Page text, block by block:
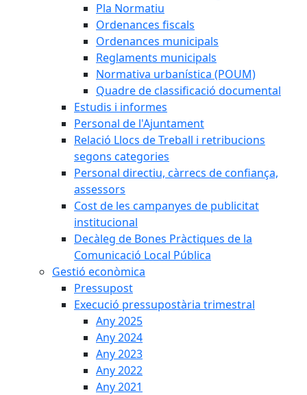
Pla Normatiu
Ordenances fiscals
Ordenances municipals
Reglaments municipals
Normativa urbanística (POUM)
Quadre de classificació documental
Estudis i informes
Personal de l'Ajuntament
Relació Llocs de Treball i retribucions
segons categories
Personal directiu, càrrecs de confiança,
assessors
Cost de les campanyes de publicitat
institucional
Decàleg de Bones Pràctiques de la
Comunicació Local Pública
Gestió econòmica
Pressupost
Execució pressupostària trimestral
Any 2025
Any 2024
Any 2023
Any 2022
Any 2021